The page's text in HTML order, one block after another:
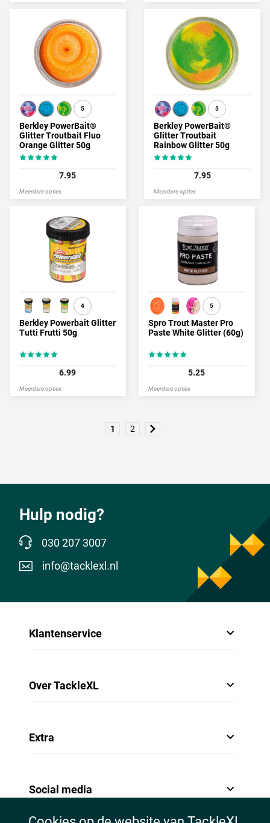
5
Berkley PowerBait®
Glitter Troutbait Fluo
Orange Glitter 50g
7.95
Meerdere opties
5
Berkley PowerBait®
Glitter Troutbait
Rainbow Glitter 50g
7.95
Meerdere opties
4
Berkley Powerbait Glitter
Tutti Frutti 50g
6.99
Meerdere opties
5
Spro Trout Master Pro
Paste White Glitter (60g)
5.25
Meerdere opties
1 2
Hulp nodig?
030 207 3007
info@tacklexl.nl
Klantenservice
Over TackleXL
Extra
Social media